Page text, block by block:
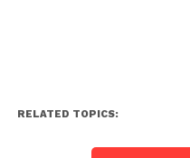
RELATED TOPICS: